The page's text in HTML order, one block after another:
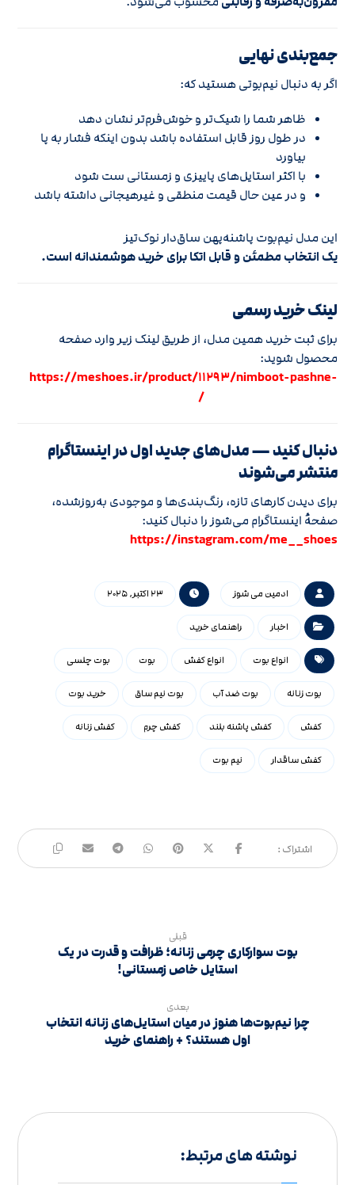
جمع‌بندی نهایی
اگر به دنبال نیم‌بوتی هستید که:
ظاهر شما را شیک‌تر و خوش‌فرم‌تر نشان دهد
در طول روز قابل استفاده باشد بدون اینکه فشار به پا
بیاورد
با اکثر استایل‌های پاییزی و زمستانی ست شود
و در عین حال قیمت منطقی و غیرهیجانی داشته باشد
این مدل نیم‌بوت پاشنه‌پهن ساق‌دار نوک‌تیز
یک انتخاب مطمئن و قابل اتکا برای خرید هوشمندانه است.
لینک خرید رسمی
برای ثبت خرید همین مدل، از طریق لینک زیر وارد صفحه
محصول شوید:
https://meshoes.ir/product/11293/nimboot-pashne-
pehan-saghdar-nok-tiz/
دنبال کنید — مدل‌های جدید اول در اینستاگرام
منتشر می‌شوند
برای دیدن کارهای تازه، رنگ‌بندی‌ها و موجودی به‌روزشده،
صفحهٔ اینستاگرام می‌شوز را دنبال کنید:
https://instagram.com/me__shoes
ادمین می شوز 23 اکتبر, 2025
اخبار راهنمای خرید
انواع بوت انواع کفش بوت بوت چلسی
بوت زنانه بوت ضد آب بوت نیم ساق خرید بوت
کفش کفش پاشنه بلند کفش چرم کفش زنانه
کفش ساقدار نیم بوت
قبلی
بوت سوارکاری چرمی زنانه؛ ظرافت و قدرت در یک
استایل خاص زمستانی!
بعدی
چرا نیم‌بوت‌ها هنوز در میان استایل‌های زنانه انتخاب
اول هستند؟ + راهنمای خرید
نوشته های مرتبط: